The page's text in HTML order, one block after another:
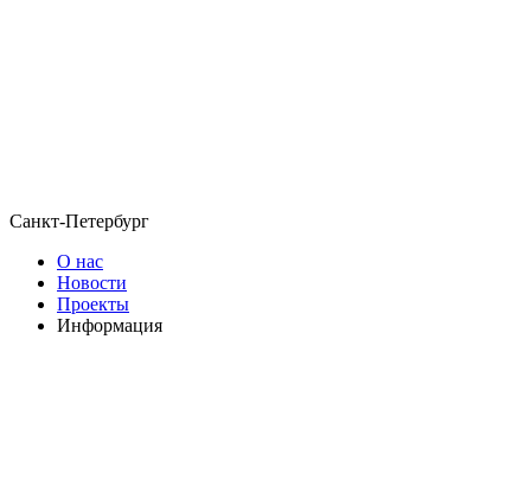
Санкт-Петербург
О нас
Новости
Проекты
Информация